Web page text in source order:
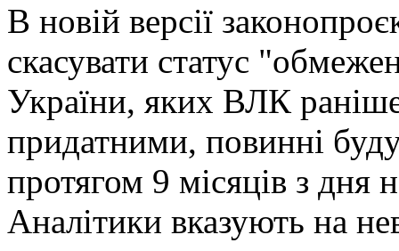
В новій версії
скасувати статус
України, яких ВЛК
придатними, повинні
протягом 9 місяців з дня
Аналітики вказують на